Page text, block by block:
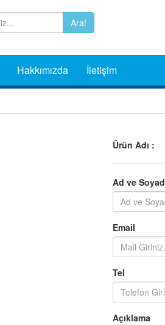
Ara!
Hakkımızda İletişim
Ürün Adı :
Ad ve Soyad
Email
Tel
Açıklama